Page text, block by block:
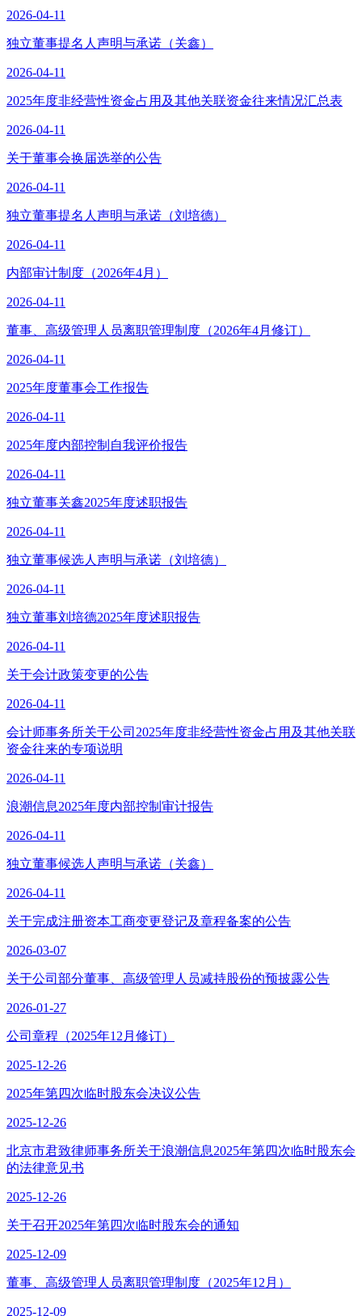
2026-04-11
独立董事提名人声明与承诺（关鑫）
2026-04-11
2025年度非经营性资金占用及其他关联资金往来情况汇总表
2026-04-11
关于董事会换届选举的公告
2026-04-11
独立董事提名人声明与承诺（刘培德）
2026-04-11
内部审计制度（2026年4月）
2026-04-11
董事、高级管理人员离职管理制度（2026年4月修订）
2026-04-11
2025年度董事会工作报告
2026-04-11
2025年度内部控制自我评价报告
2026-04-11
独立董事关鑫2025年度述职报告
2026-04-11
独立董事候选人声明与承诺（刘培德）
2026-04-11
独立董事刘培德2025年度述职报告
2026-04-11
关于会计政策变更的公告
2026-04-11
会计师事务所关于公司2025年度非经营性资金占用及其他关联
资金往来的专项说明
2026-04-11
浪潮信息2025年度内部控制审计报告
2026-04-11
独立董事候选人声明与承诺（关鑫）
2026-04-11
关于完成注册资本工商变更登记及章程备案的公告
2026-03-07
关于公司部分董事、高级管理人员减持股份的预披露公告
2026-01-27
公司章程（2025年12月修订）
2025-12-26
2025年第四次临时股东会决议公告
2025-12-26
北京市君致律师事务所关于浪潮信息2025年第四次临时股东会
的法律意见书
2025-12-26
关于召开2025年第四次临时股东会的通知
2025-12-09
董事、高级管理人员离职管理制度（2025年12月）
2025-12-09